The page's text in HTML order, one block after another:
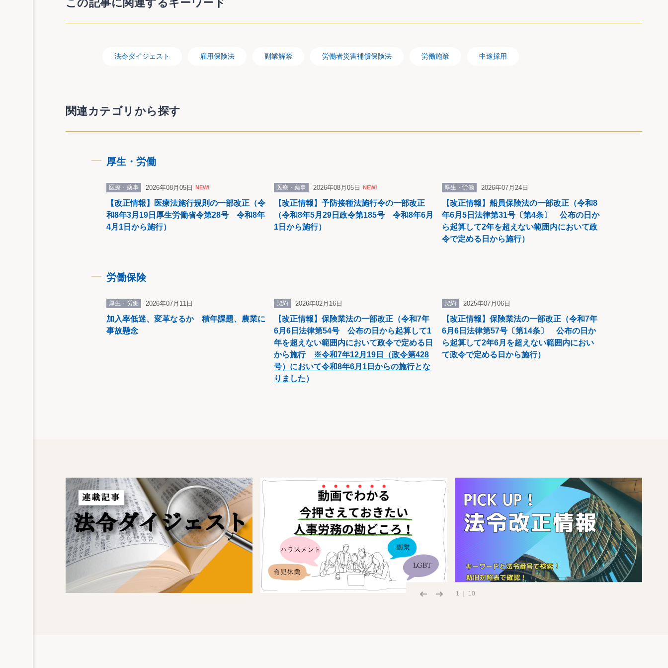
として計算するものとされました。
10（賃金の額が、みなし賃金日額に30を乗じて得た額の100分の64に相当する額以上であるときは、みなし賃金
６） 雇用安定事業の改正
高年齢者就業確保措置の実施等により高年齢者の雇用を延長する事業主に対して、必要な助成及び援助を行う
ことについて、雇用安定事業として行うことができるものとされました。
７） 会計法の特例
年度の平均給与額が修正されたことにより、厚生労働大臣が自動変更対象額、控除額又は支給限度額を変更し
のとされました。
８） 報告徴収及び立入検査の対象の追加
報告徴収及び立入検査の対象に、被保険者等を雇用し、又は雇用していたと認められる事業主を追加するもの
とされました。
労働者災害補償保険法の一部改正関係
１） 目的の改正
事業主が同一人でない2以上の事業に使用される労働者（以下「複数事業労働者」といいます。）の2以上の事
この記事に関連するキーワード
法令ダイジェスト 雇用保険法 副業解禁 労働者災害補償保険法 労働施策 中途採用
関連カテゴリから探す
厚生・労働
医療・薬事 2026年08月05日 NEW!
【改正情報】医療法施行規則の一部改正（令
和8年3月19日厚生労働省令第28号 令和8年
4月1日から施行）
医療・薬事 2026年08月05日 NEW!
【改正情報】予防接種法施行令の一部改正
（令和8年5月29日政令第185号 令和8年6月
1日から施行）
厚生・労働 2026年07月24日
【改正情報】船員保険法の一部改正（令和8
年6月5日法律第31号〔第4条〕 公布の日か
ら起算して2年を超えない範囲内において政
令で定める日から施行）
労働保険
厚生・労働 2026年07月11日
加入率低迷、変革なるか 積年課題、農業に
事故懸念
契約 2026年02月16日
【改正情報】保険業法の一部改正（令和7年
6月6日法律第54号 公布の日から起算して1
年を超えない範囲内において政令で定める日
から施行 ※令和7年12月19日（政令第428
号）において令和8年6月1日からの施行とな
りました）
契約 2025年07月06日
【改正情報】保険業法の一部改正（令和7年
6月6日法律第57号〔第14条〕 公布の日か
ら起算して2年6月を超えない範囲内におい
て政令で定める日から施行）
1 ｜ 10